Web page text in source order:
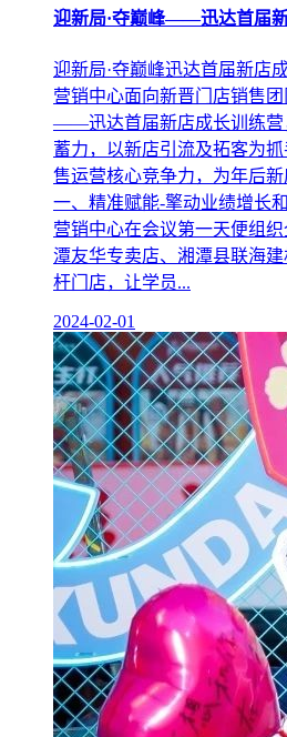
迎新局·夺巅峰——迅达首届新
迎新局·夺巅峰迅达首届新店
营销中心面向新晋门店销售团
——迅达首届新店成长训练营
蓄力，以新店引流及拓客为
售运营核心竞争力，为年后新
一、精准赋能-擎动业绩增长
营销中心在会议第一天便组
潭友华专卖店、湘潭县联海
杆门店，让学员...
2024-02-01